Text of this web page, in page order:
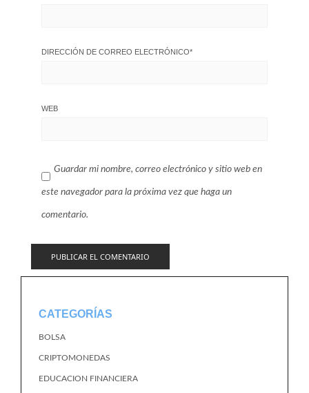
DIRECCIÓN DE CORREO ELECTRÓNICO*
WEB
Guardar mi nombre, correo electrónico y sitio web en
este navegador para la próxima vez que haga un
comentario.
CATEGORÍAS
BOLSA
CRIPTOMONEDAS
EDUCACION FINANCIERA